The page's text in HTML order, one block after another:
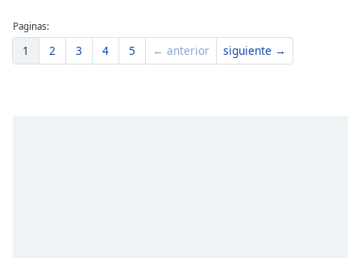
Modal
Dialog
Paginas:
1 2 3 4 5 ← anterior siguiente →